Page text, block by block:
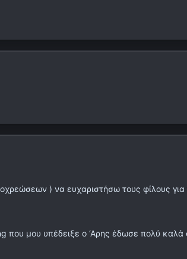
) να ευχαριστήσω τους φίλους
που μου υπέδειξε ο ‘Αρης έδωσε πολύ